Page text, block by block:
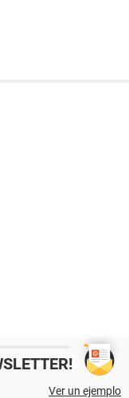
Ver un ejemplo